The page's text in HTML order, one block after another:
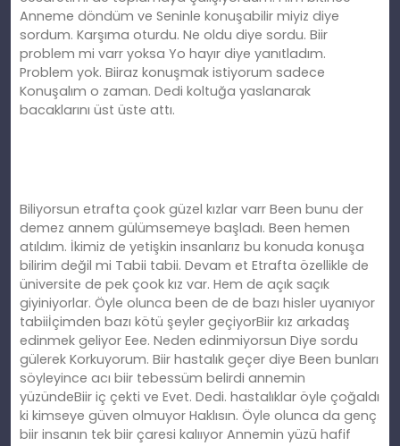
Anneme döndüm ve Seninle konuşabilir miyiz diye
sordum. Karşıma oturdu. Ne oldu diye sordu. Biir
problem mi varr yoksa Yo hayır diye yanıtladım.
Problem yok. Biiraz konuşmak istiyorum sadece
Konuşalım o zaman. Dedi koltuğa yaslanarak
bacaklarını üst üste attı.
Biliyorsun etrafta çook güzel kızlar varr Been bunu der
demez annem gülümsemeye başladı. Been hemen
atıldım. İkimiz de yetişkin insanlarız bu konuda konuşa
bilirim değil mi Tabii tabii. Devam et Etrafta özellikle de
üniversite de pek çook kız var. Hem de açık saçık
giyiniyorlar. Öyle olunca been de de bazı hisler uyanıyor
tabiiİçimden bazı kötü şeyler geçiyorBiir kız arkadaş
edinmek geliyor Eee. Neden edinmiyorsun Diye sordu
gülerek Korkuyorum. Biir hastalık geçer diye Been bunları
söyleyince acı biir tebessüm belirdi annemin
yüzündeBiir iç çekti ve Evet. Dedi. hastalıklar öyle çoğaldı
ki kimseye güven olmuyor Haklısın. Öyle olunca da genç
biir insanın tek biir çaresi kalııyor Annemin yüzü hafif